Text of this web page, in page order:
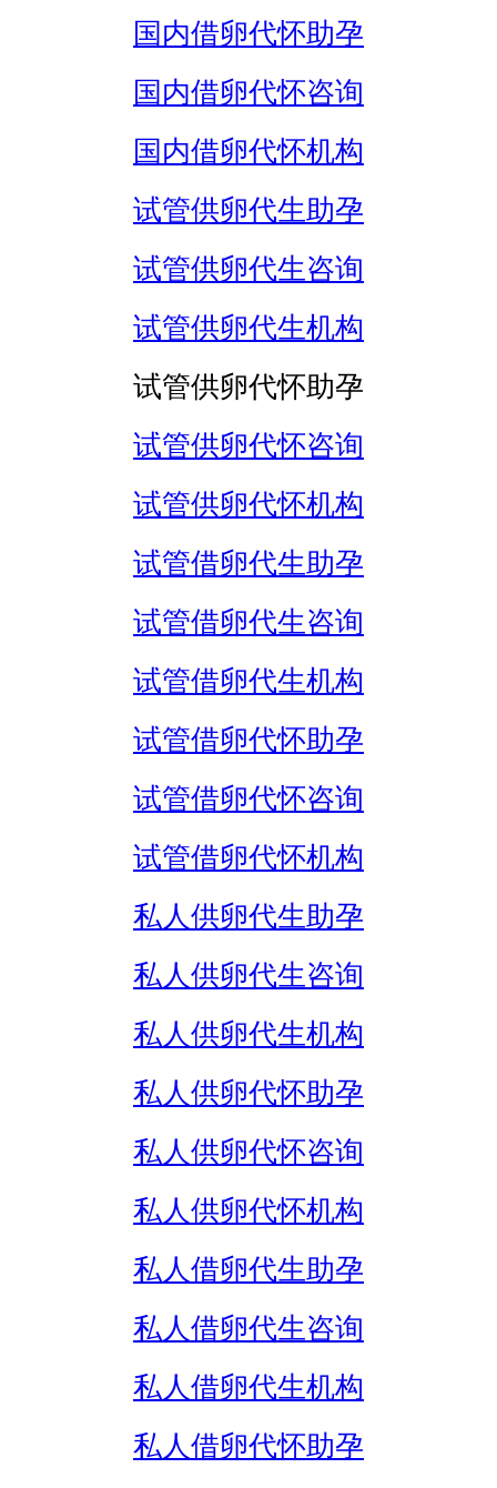
国内借卵代怀助孕
国内借卵代怀咨询
国内借卵代怀机构
试管供卵代生助孕
试管供卵代生咨询
试管供卵代生机构
试管供卵代怀助孕
试管供卵代怀咨询
试管供卵代怀机构
试管借卵代生助孕
试管借卵代生咨询
试管借卵代生机构
试管借卵代怀助孕
试管借卵代怀咨询
试管借卵代怀机构
私人供卵代生助孕
私人供卵代生咨询
私人供卵代生机构
私人供卵代怀助孕
私人供卵代怀咨询
私人供卵代怀机构
私人借卵代生助孕
私人借卵代生咨询
私人借卵代生机构
私人借卵代怀助孕